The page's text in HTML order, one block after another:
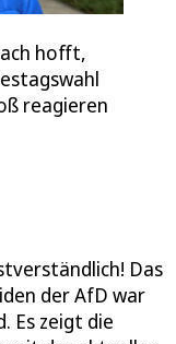
hofft,
reagieren
Das
der AfD war
Es zeigt die